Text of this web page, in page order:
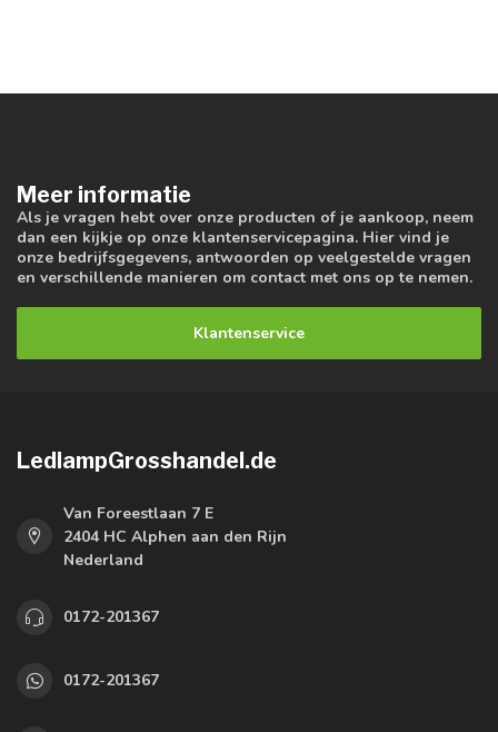
Meer informatie
Als je vragen hebt over onze producten of je aankoop, neem
dan een kijkje op onze klantenservicepagina. Hier vind je
onze bedrijfsgegevens, antwoorden op veelgestelde vragen
en verschillende manieren om contact met ons op te nemen.
Klantenservice
LedlampGrosshandel.de
Van Foreestlaan 7 E
2404 HC Alphen aan den Rijn
Nederland
0172-201367
0172-201367